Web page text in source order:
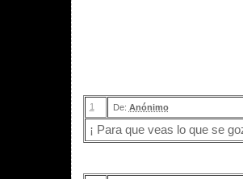
1 De: Anónimo
¡ Para que veas lo que se